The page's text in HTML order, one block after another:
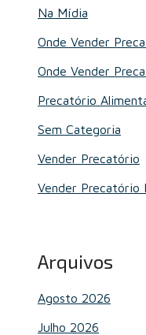
Na Mídia
Onde Vender
Onde Vender
Precatório
Sem Categoria
Vender Precatório
Vender Precatório
Arquivos
Agosto 2026
Julho 2026